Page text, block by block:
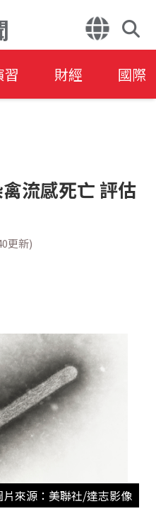
習 財經 國際
流感死亡 評估
更新)
片來源：美聯社/達志影像